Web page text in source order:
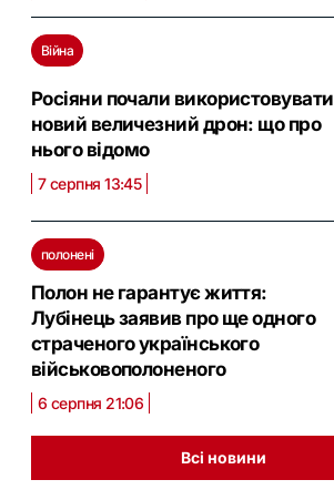
Війна
Росіяни почали використовувати
новий величезний дрон: що про
нього відомо
7 серпня 13:45
полонені
Полон не гарантує життя:
Лубінець заявив про ще одного
страченого українського
військовополоненого
6 серпня 21:06
Всі новини